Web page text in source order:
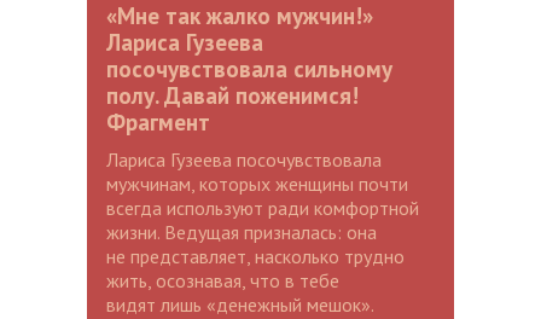
«Мне так жалко мужчин!»
Лариса Гузеева
посочувствовала сильному
полу. Давай поженимся!
Фрагмент
Лариса Гузеева посочувствовала
мужчинам, которых женщины почти
всегда используют ради комфортной
жизни. Ведущая призналась: она
не представляет, насколько трудно
жить, осознавая, что в тебе
видят лишь «денежный мешок».